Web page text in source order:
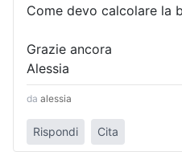
Come devo calcolare la
Grazie ancora
Alessia
da alessia
Rispondi Cita